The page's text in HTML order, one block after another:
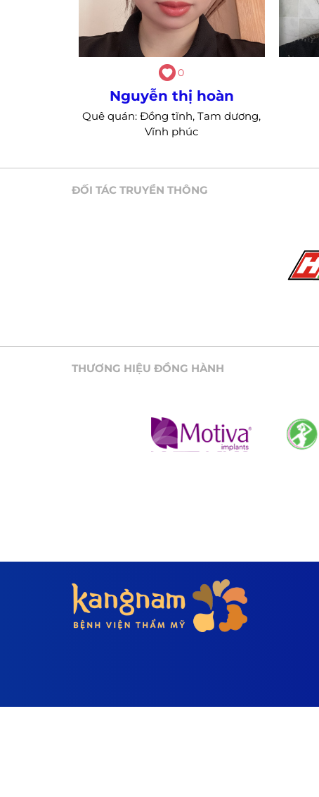
0
Nguyễn thị hoàn
Quê quán: Đồng tĩnh, Tam dương,
Vĩnh phúc
ĐỐI TÁC TRUYỀN THÔNG
THƯƠNG HIỆU ĐỒNG HÀNH